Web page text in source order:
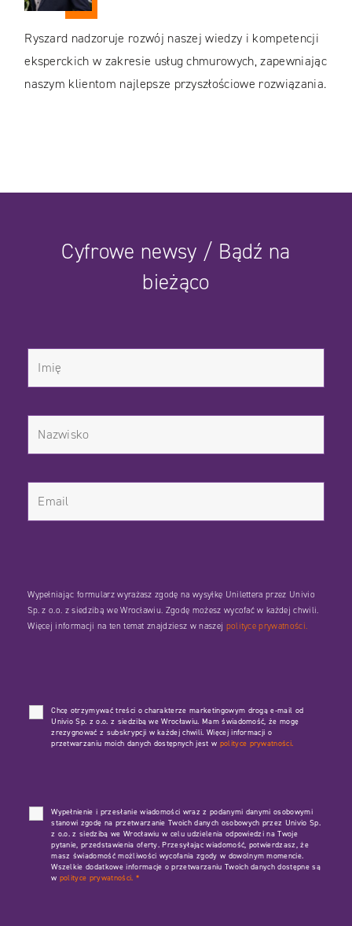
Ryszard nadzoruje rozwój naszej wiedzy i kompetencji
eksperckich w zakresie usług chmurowych, zapewniając
naszym klientom najlepsze przyszłościowe rozwiązania.
Cyfrowe newsy / Bądź na
bieżąco
Wypełniając formularz wyrażasz zgodę na wysyłkę Unilettera przez Univio
Sp. z o.o. z siedzibą we Wrocławiu. Zgodę możesz wycofać w każdej chwili.
Więcej informacji na ten temat znajdziesz w naszej polityce prywatności.
Chcę otrzymywać treści o charakterze marketingowym drogą e-mail od
Univio Sp. z o.o. z siedzibą we Wrocławiu. Mam świadomość, że mogę
zrezygnować z subskrypcji w każdej chwili. Więcej informacji o
przetwarzaniu moich danych dostępnych jest w polityce prywatności.
Wypełnienie i przesłanie wiadomości wraz z podanymi danymi osobowymi
stanowi zgodę na przetwarzanie Twoich danych osobowych przez Univio Sp.
z o.o. z siedzibą we Wrocławiu w celu udzielenia odpowiedzi na Twoje
pytanie, przedstawienia oferty. Przesyłając wiadomość, potwierdzasz, że
masz świadomość możliwości wycofania zgody w dowolnym momencie.
Wszelkie dodatkowe informacje o przetwarzaniu Twoich danych dostępne są
w polityce prywatności. *